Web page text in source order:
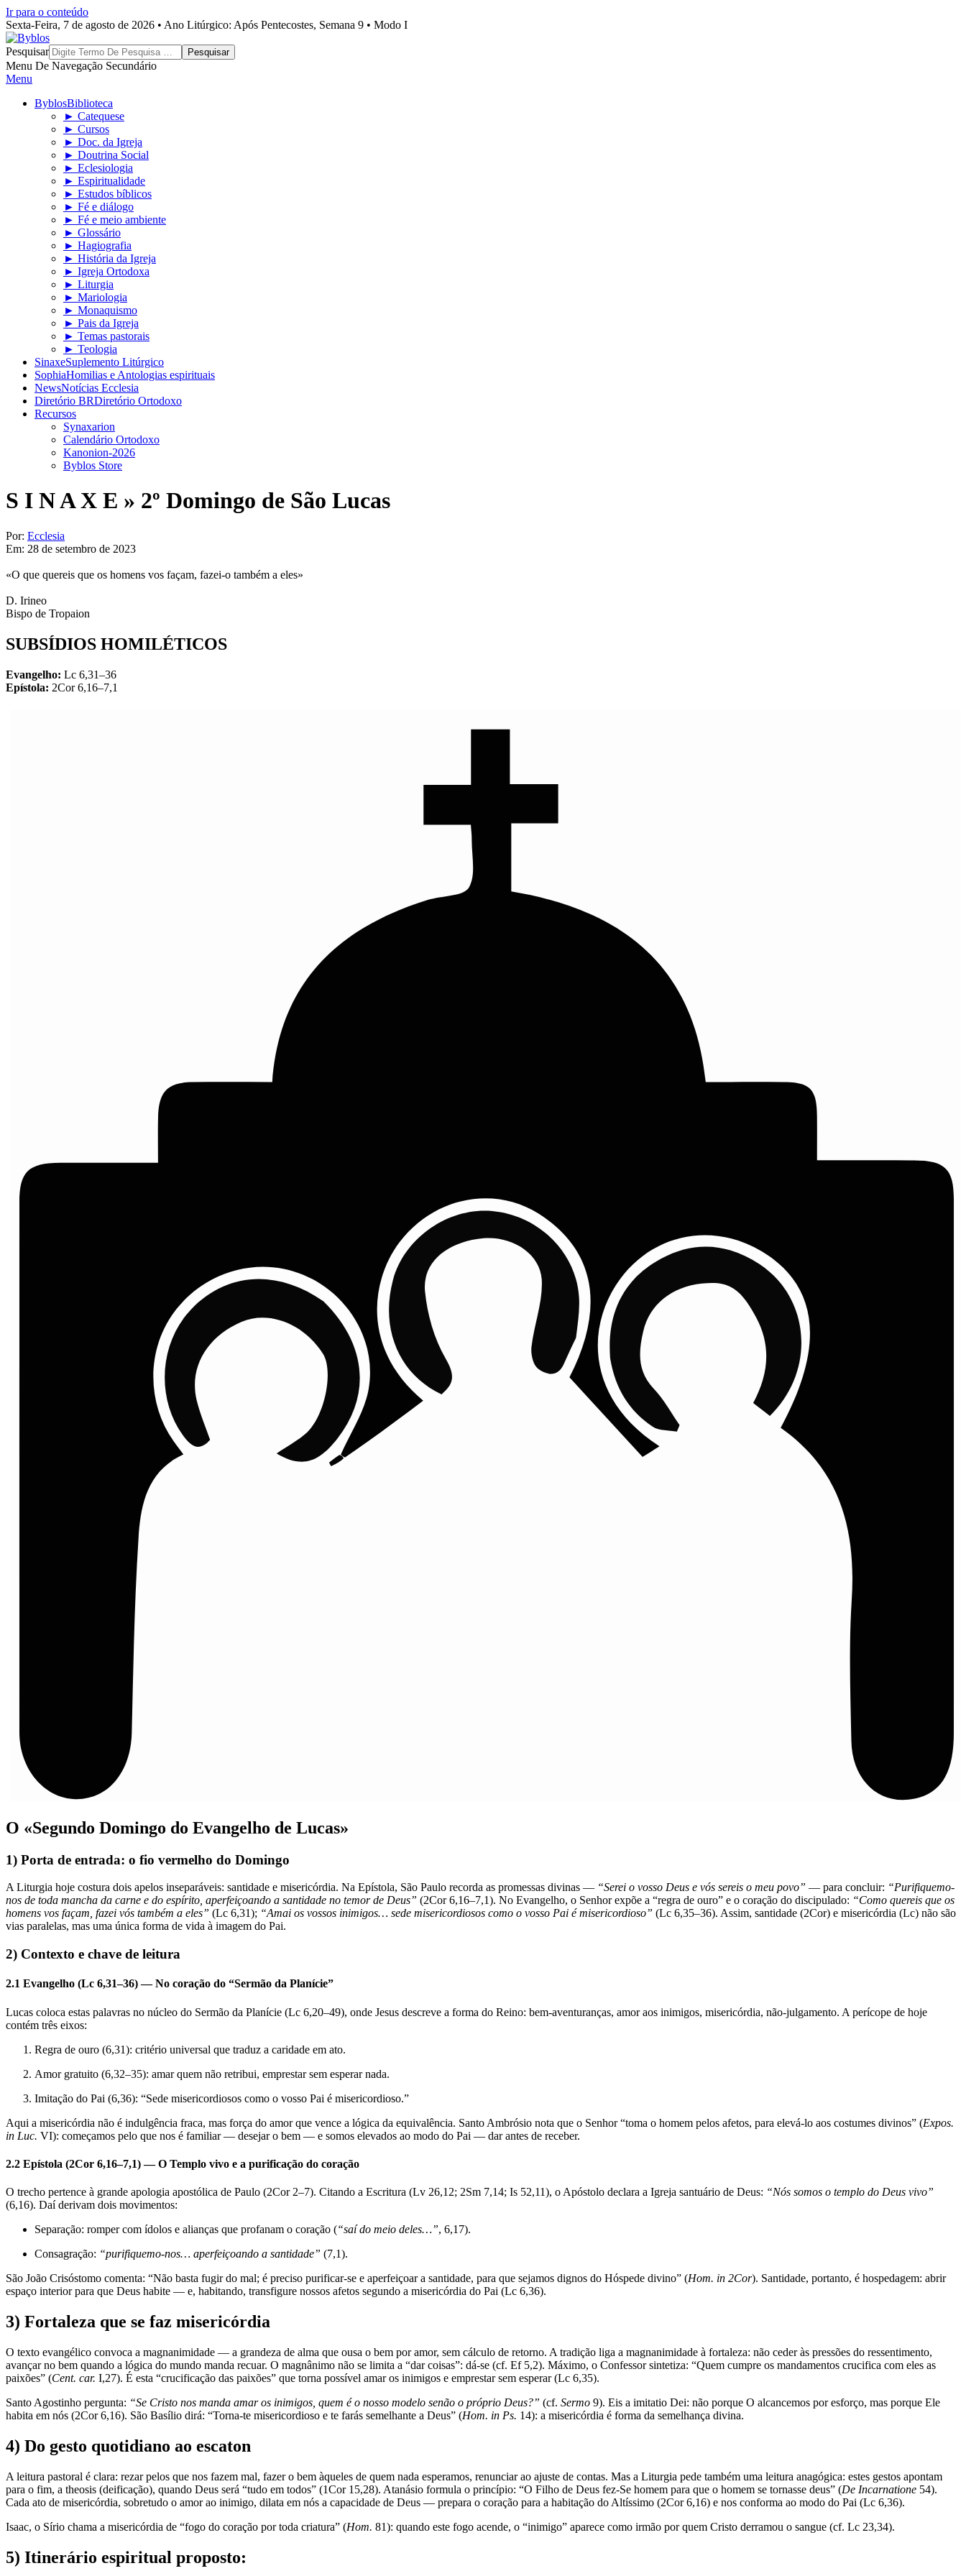
Ir para o conteúdo
Sexta-Feira, 7 de agosto de 2026 • Ano Litúrgico: Após Pentecostes, Semana 9 • Modo I
Byblos
Pesquisar
Menu De Navegação Secundário
Menu
ByblosBiblioteca
► Catequese
► Cursos
► Doc. da Igreja
► Doutrina Social
► Eclesiologia
► Espiritualidade
► Estudos bíblicos
► Fé e diálogo
► Fé e meio ambiente
► Glossário
► Hagiografia
► História da Igreja
► Igreja Ortodoxa
► Liturgia
► Mariologia
► Monaquismo
► Pais da Igreja
► Temas pastorais
► Teologia
SinaxeSuplemento Litúrgico
SophiaHomilias e Antologias espirituais
NewsNotícias Ecclesia
Diretório BRDiretório Ortodoxo
Recursos
Synaxarion
Calendário Ortodoxo
Kanonion-2026
Byblos Store
S I N A X E » 2º Domingo de São Lucas
Por: Ecclesia
Em: 28 de setembro de 2023
«O que quereis que os homens vos façam, fazei-o também a eles»
D. Irineo​
Bispo de Tropaion
SUBSÍDIOS HOMILÉTICOS​
Evangelho: Lc 6,31–36
Epístola: 2Cor 6,16–7,1
O «Segundo Domingo do Evangelho de Lucas»
1) Porta de entrada: o fio vermelho do Domingo
A Liturgia hoje costura dois apelos inseparáveis: santidade e misericórdia. Na Epístola, São Paulo recorda as promessas divinas — “Serei o vosso Deus e vós sereis o meu povo” — para concluir: “Purifiquemo-
nos de toda mancha da carne e do espírito, aperfeiçoando a santidade no temor de Deus” (2Cor 6,16–7,1). No Evangelho, o Senhor expõe a “regra de ouro” e o coração do discipulado: “Como quereis que os
homens vos façam, fazei vós também a eles” (Lc 6,31); “Amai os vossos inimigos… sede misericordiosos como o vosso Pai é misericordioso” (Lc 6,35–36). Assim, santidade (2Cor) e misericórdia (Lc) não são
vias paralelas, mas uma única forma de vida à imagem do Pai.
2) Contexto e chave de leitura
2.1 Evangelho (Lc 6,31–36) — No coração do “Sermão da Planície”
Lucas coloca estas palavras no núcleo do Sermão da Planície (Lc 6,20–49), onde Jesus descreve a forma do Reino: bem-aventuranças, amor aos inimigos, misericórdia, não-julgamento. A perícope de hoje
contém três eixos:
Regra de ouro (6,31): critério universal que traduz a caridade em ato.
Amor gratuito (6,32–35): amar quem não retribui, emprestar sem esperar nada.
Imitação do Pai (6,36): “Sede misericordiosos como o vosso Pai é misericordioso.”
Aqui a misericórdia não é indulgência fraca, mas força do amor que vence a lógica da equivalência. Santo Ambrósio nota que o Senhor “toma o homem pelos afetos, para elevá-lo aos costumes divinos” (Expos.
in Luc. VI): começamos pelo que nos é familiar — desejar o bem — e somos elevados ao modo do Pai — dar antes de receber.
2.2 Epístola (2Cor 6,16–7,1) — O Templo vivo e a purificação do coração
O trecho pertence à grande apologia apostólica de Paulo (2Cor 2–7). Citando a Escritura (Lv 26,12; 2Sm 7,14; Is 52,11), o Apóstolo declara a Igreja santuário de Deus: “Nós somos o templo do Deus vivo”
(6,16). Daí derivam dois movimentos:
Separação: romper com ídolos e alianças que profanam o coração (“saí do meio deles…”, 6,17).
Consagração: “purifiquemo-nos… aperfeiçoando a santidade” (7,1).
São João Crisóstomo comenta: “Não basta fugir do mal; é preciso purificar-se e aperfeiçoar a santidade, para que sejamos dignos do Hóspede divino” (Hom. in 2Cor). Santidade, portanto, é hospedagem: abrir
espaço interior para que Deus habite — e, habitando, transfigure nossos afetos segundo a misericórdia do Pai (Lc 6,36).
3) Fortaleza que se faz misericórdia
O texto evangélico convoca a magnanimidade — a grandeza de alma que ousa o bem por amor, sem cálculo de retorno. A tradição liga a magnanimidade à fortaleza: não ceder às pressões do ressentimento,
avançar no bem quando a lógica do mundo manda recuar. O magnânimo não se limita a “dar coisas”: dá-se (cf. Ef 5,2). Máximo, o Confessor sintetiza: “Quem cumpre os mandamentos crucifica com eles as
paixões” (Cent. car. I,27). É esta “crucificação das paixões” que torna possível amar os inimigos e emprestar sem esperar (Lc 6,35).
Santo Agostinho pergunta: “Se Cristo nos manda amar os inimigos, quem é o nosso modelo senão o próprio Deus?” (cf. Sermo 9). Eis a imitatio Dei: não porque O alcancemos por esforço, mas porque Ele
habita em nós (2Cor 6,16). São Basílio dirá: “Torna-te misericordioso e te farás semelhante a Deus” (Hom. in Ps. 14): a misericórdia é forma da semelhança divina.
4) Do gesto quotidiano ao escaton
A leitura pastoral é clara: rezar pelos que nos fazem mal, fazer o bem àqueles de quem nada esperamos, renunciar ao ajuste de contas. Mas a Liturgia pede também uma leitura anagógica: estes gestos apontam
para o fim, a theosis (deificação), quando Deus será “tudo em todos” (1Cor 15,28). Atanásio formula o princípio: “O Filho de Deus fez-Se homem para que o homem se tornasse deus” (De Incarnatione 54).
Cada ato de misericórdia, sobretudo o amor ao inimigo, dilata em nós a capacidade de Deus — prepara o coração para a habitação do Altíssimo (2Cor 6,16) e nos conforma ao modo do Pai (Lc 6,36).
Isaac, o Sírio chama a misericórdia de “fogo do coração por toda criatura” (Hom. 81): quando este fogo acende, o “inimigo” aparece como irmão por quem Cristo derramou o sangue (cf. Lc 23,34).
5) Itinerário espiritual proposto: